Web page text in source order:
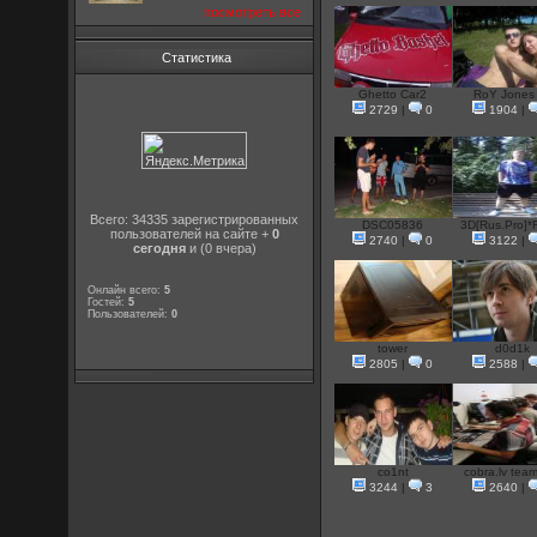
посмотреть все
Статистика
Всего: 34335 зарегистрированных
пользователей на сайте + 0
сегодняи (0 вчера)
Онлайн всего:5
Гостей:5
Пользователей:0
Ghetto Car2
2729
| 0
RoY Jones
1904|
DSC05836
2740
| 0
3122
tower
2805
| 0
d0d1k
2588
co1nt
3244 | 3
cobra.lv
2640